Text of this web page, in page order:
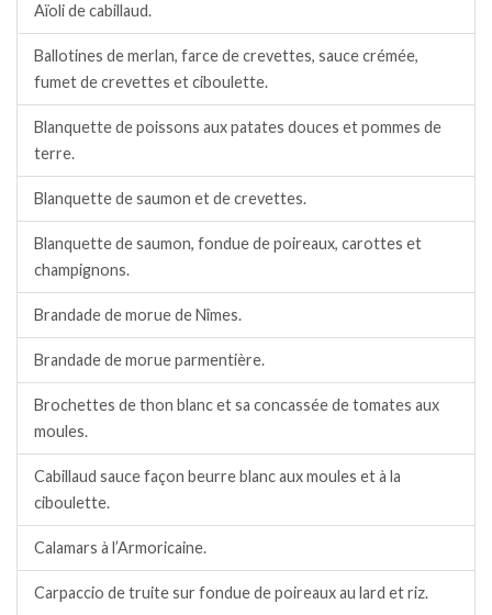
Aïoli de cabillaud.
Ballotines de merlan, farce de crevettes, sauce crémée,
fumet de crevettes et ciboulette.
Blanquette de poissons aux patates douces et pommes de
terre.
Blanquette de saumon et de crevettes.
Blanquette de saumon, fondue de poireaux, carottes et
champignons.
Brandade de morue de Nîmes.
Brandade de morue parmentière.
Brochettes de thon blanc et sa concassée de tomates aux
moules.
Cabillaud sauce façon beurre blanc aux moules et à la
ciboulette.
Calamars à l’Armoricaine.
Carpaccio de truite sur fondue de poireaux au lard et riz.